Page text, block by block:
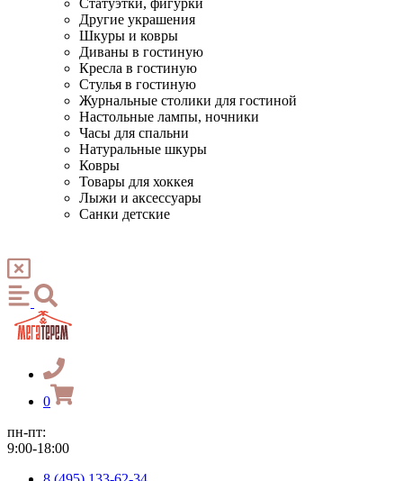
Статуэтки, фигурки
Другие украшения
Шкуры и ковры
Диваны в гостиную
Кресла в гостиную
Стулья в гостиную
Журнальные столики для гостиной
Настольные лампы, ночники
Часы для спальни
Натуральные шкуры
Ковры
Товары для хоккея
Лыжи и аксессуары
Санки детские
0
пн-пт:
9:00-18:00